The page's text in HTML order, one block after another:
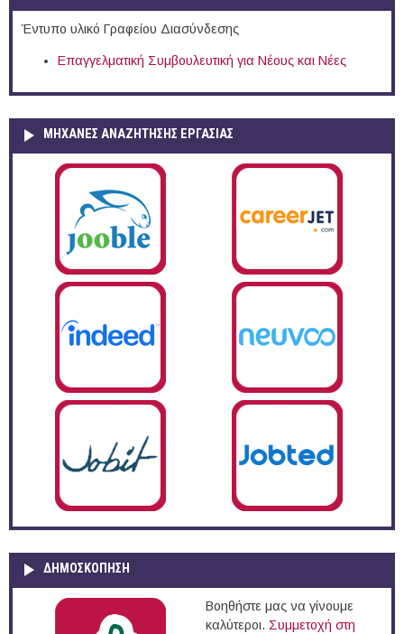
Έντυπο υλικό Γραφείου Διασύνδεσης
Επαγγελματική Συμβουλευτική για Νέους και Νέες
ΜΗΧΑΝΕΣ ΑΝΑΖΗΤΗΣΗΣ ΕΡΓΑΣΙΑΣ
ΔΗΜΟΣΚΌΠΗΣΗ
Βοηθήστε μας να γίνουμε
καλύτεροι. Συμμετοχή στη